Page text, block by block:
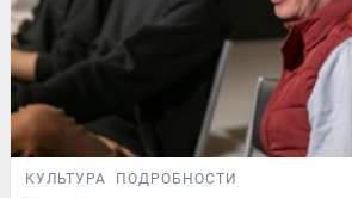
КУЛЬТУРА ПОДРОБНОСТИ